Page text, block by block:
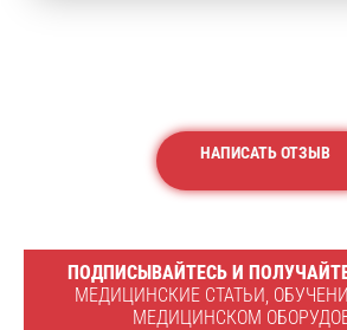
НАПИСАТЬ ОТЗЫВ
ПОДПИСЫВАЙТЕСЬ И
МЕДИЦИНСКИЕ СТАТЬИ,
МЕДИЦИНСКОМ